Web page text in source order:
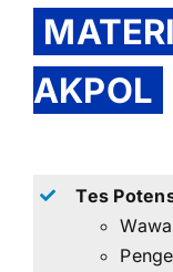
AKPOL
Tes